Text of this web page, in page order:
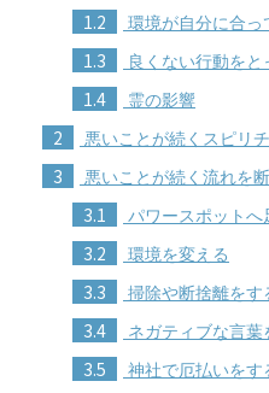
1.2 環境が自分に合っ
1.3 良くない行動をと
1.4 霊の影響
2 悪いことが続くスピリ
3 悪いことが続く流れを
3.1 パワースポットへ
3.2 環境を変える
3.3 掃除や断捨離をす
3.4 ネガティブな言葉
3.5 神社で厄払いをす